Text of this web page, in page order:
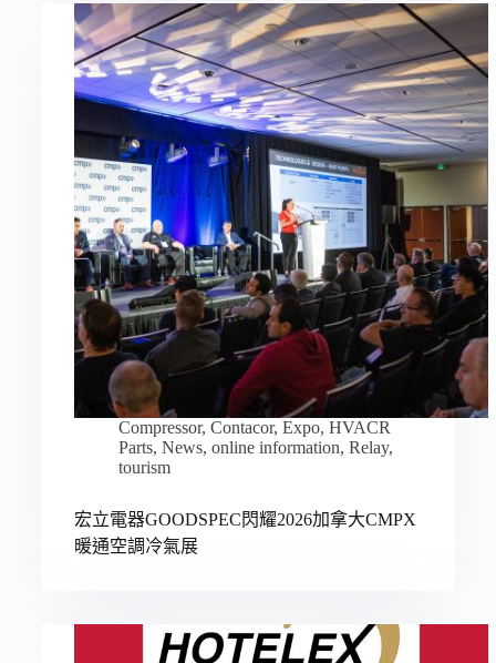
Compressor, Contacor, Expo, HVACR
Parts, News, online information, Relay,
tourism
宏立電器GOODSPEC閃耀2026加拿大CMPX
暖通空調冷氣展